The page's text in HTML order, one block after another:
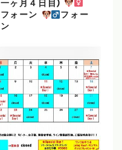
一ヶ月４日目)
フォーン
フォー
ン